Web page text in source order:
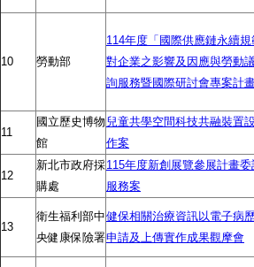
10 勞動部
114年度「國際供應鏈永續
對企業之影響及因應與勞動
詢服務暨國際研討會專案計畫
11
國立歷史博物
館
兒童共學空間科技共融裝置
作案
12
新北市政府採
購處
115年度新創展覽參展計畫
服務案
13
衛生福利部中
央健康保險署
健保相關治療資訊以電子病
申請及上傳實作成果觀摩會